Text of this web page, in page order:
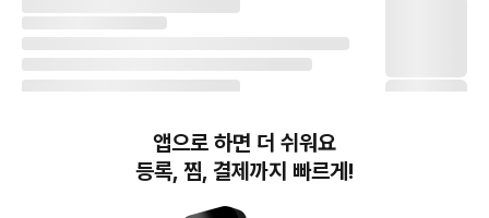
앱으로 하면 더 쉬워요
등록, 찜, 결제까지 빠르게!